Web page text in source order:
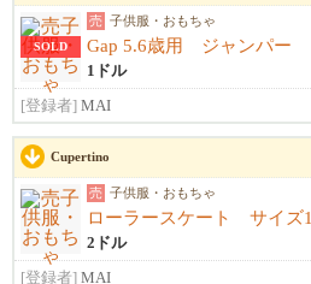
SOLD
売 子供服・おもちゃ
Gap 5.6歳用 ジャンパー
1ドル
[登録者] MAI
Cupertino
売 子供服・おもちゃ
ローラースケート サイズ1
2ドル
[登録者] MAI